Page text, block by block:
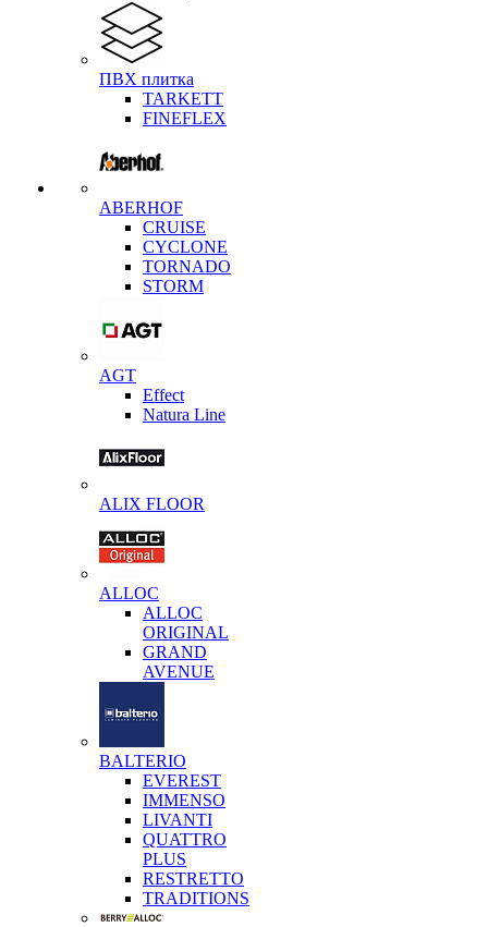
ПВХ плитка
TARKETT
FINEFLEX
ABERHOF
CRUISE
CYCLONE
TORNADO
STORM
AGT
Effect
Natura Line
ALIX FLOOR
ALLOC
ALLOC
ORIGINAL
GRAND
AVENUE
BALTERIO
EVEREST
IMMENSO
LIVANTI
QUATTRO
PLUS
RESTRETTO
TRADITIONS